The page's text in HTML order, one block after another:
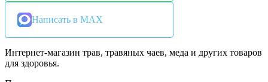
Написать в MAX
Интернет-магазин трав, травяных чаев, меда и других товаров
для здоровья.